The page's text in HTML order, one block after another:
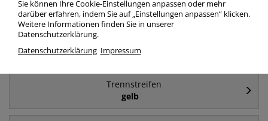
Kunststoff
24x10,5cm
Trennstreifen
gelb
Sie können Ihre Cookie-Einstellungen anpassen oder mehr
darüber erfahren, indem Sie auf „Einstellungen anpassen“ klicken.
Weitere Informationen finden Sie in unserer
Datenschutzerklärung.
Datenschutzerklärung Impressum